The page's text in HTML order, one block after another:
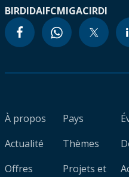
BIRDIDAIFCMIGACIRDI
À propos
Actualité
Offres
Pays
Thèmes
Projets et